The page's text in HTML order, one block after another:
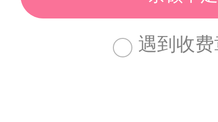
遇到收